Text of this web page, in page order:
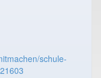
schule-